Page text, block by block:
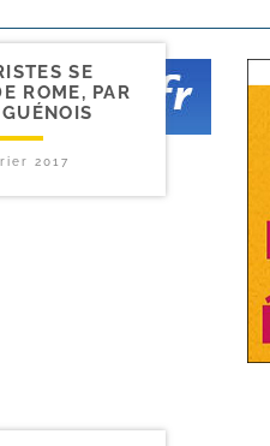
SE
ROME, PAR
2017